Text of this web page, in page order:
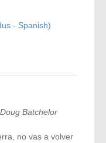
- Spanish)
Batchelor
no vas a volver